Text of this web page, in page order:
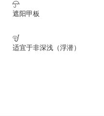

遮阳甲板

适宜于非深浅（浮潜）